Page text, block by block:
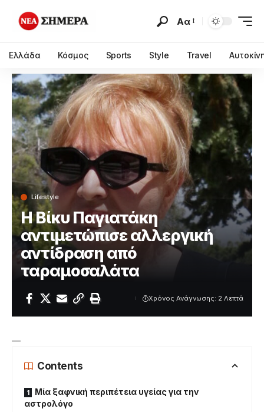
Αα
Ελλάδα Κόσμος Sports Style Travel
Lifestyle
Η Βίκυ Παγιατάκη
αντιμετώπισε αλλεργική
αντίδραση από
ταραμοσαλάτα
Χρόνος Ανάγνωσης: 2 Λεπτά
—
Contents
Μία ξαφνική περιπέτεια υγείας για την
αστρολόγο